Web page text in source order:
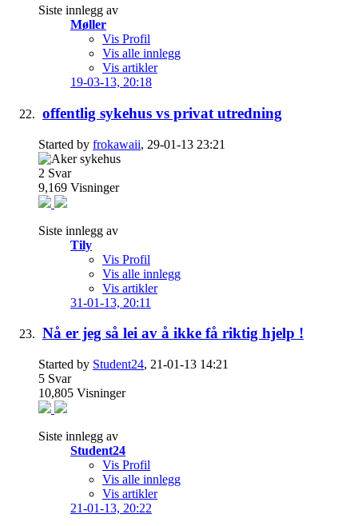
Siste innlegg av
Møller
Vis Profil
Vis alle innlegg
Vis artikler
19-03-13, 20:18
offentlig sykehus vs privat utredning
Started by frokawaii, 29-01-13 23:21
2 Svar
9,169 Visninger
Siste innlegg av
Tily
Vis Profil
Vis alle innlegg
Vis artikler
31-01-13, 20:11
Nå er jeg så lei av å ikke få riktig hjelp !
Started by Student24, 21-01-13 14:21
5 Svar
10,805 Visninger
Siste innlegg av
Student24
Vis Profil
Vis alle innlegg
Vis artikler
21-01-13, 20:22